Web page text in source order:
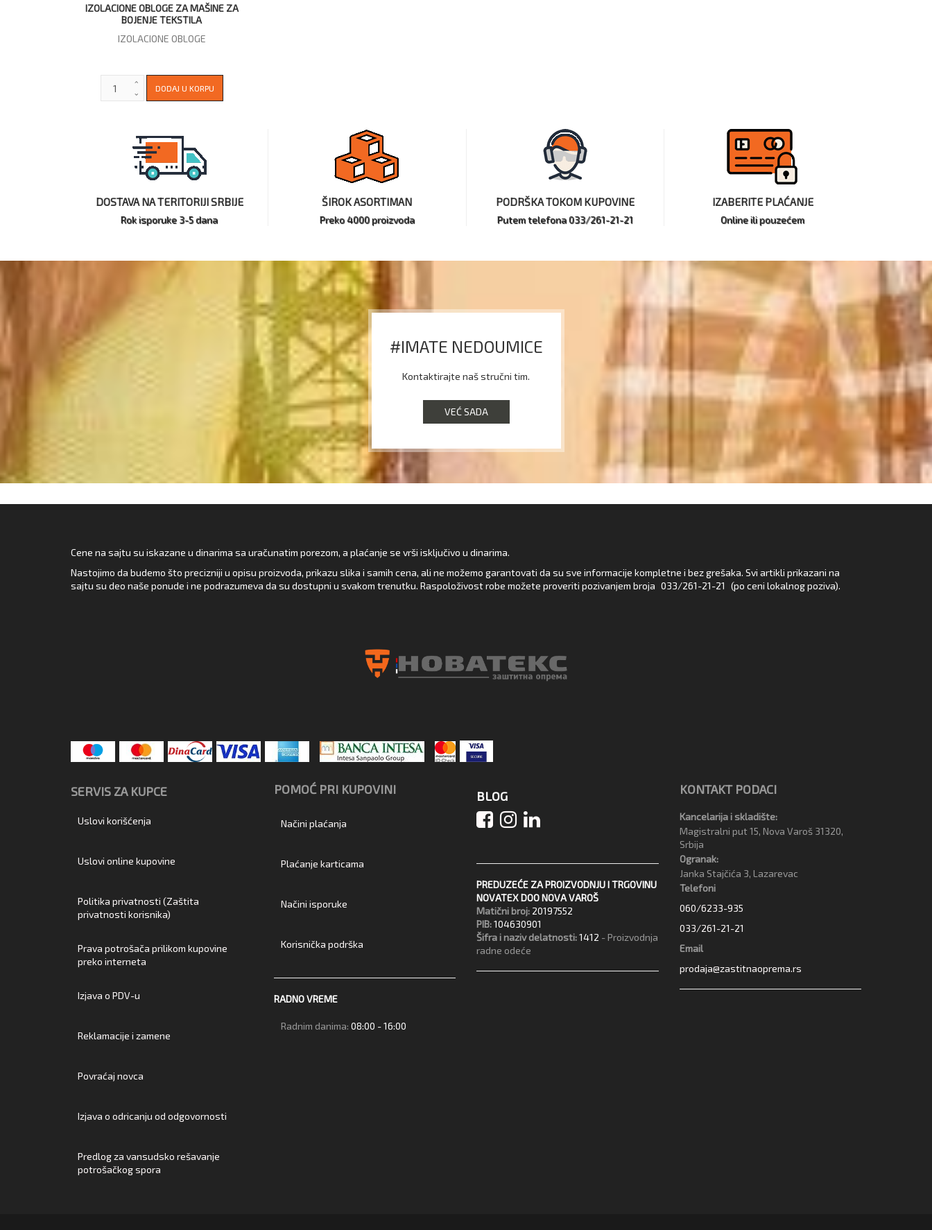
IZOLACIONE OBLOGE ZA MAŠINE ZA
BOJENJE TEKSTILA
IZOLACIONE OBLOGE
DOSTAVA NA TERITORIJI SRBIJE
Rok isporuke 3-5 dana
ŠIROK ASORTIMAN
Preko 4000 proizvoda
PODRŠKA TOKOM KUPOVINE
Putem telefona 033/261-21-21
IZABERITE PLAĆANJE
Online ili pouzećem
#IMATE NEDOUMICE
Kontaktirajte naš stručni tim.
VEĆ SADA
Cene na sajtu su iskazane u dinarima sa uračunatim porezom, a plaćanje se vrši isključivo u dinarima.
Nastojimo da budemo što precizniji u opisu proizvoda, prikazu slika i samih cena, ali ne možemo garantovati da su sve informacije kompletne i bez grešaka. Svi artikli prikazani na
sajtu su deo naše ponude i ne podrazumeva da su dostupni u svakom trenutku. Raspoloživost robe možete proveriti pozivanjem broja 033/261-21-21 (po ceni lokalnog poziva).
SERVIS ZA KUPCE
Uslovi korišćenja
Uslovi online kupovine
Politika privatnosti (Zaštita
privatnosti korisnika)
Prava potrošača prilikom kupovine
preko interneta
Izjava o PDV-u
Reklamacije i zamene
Povraćaj novca
Izjava o odricanju od odgovornosti
Predlog za vansudsko rešavanje
potrošačkog spora
POMOĆ PRI KUPOVINI
Načini plaćanja
Plaćanje karticama
Načini isporuke
Korisnička podrška
RADNO VREME
Radnim danima: 08:00 - 16:00
BLOG
PREDUZEĆE ZA PROIZVODNJU I TRGOVINU
NOVATEX DOO NOVA VAROŠ
Matični broj: 20197552
PIB:104630901
Šifra i naziv delatnosti:1412 - Proizvodnja
radne odeće
KONTAKT PODACI
Kancelarija i skladište:
Magistralni put 15, Nova Varoš 31320,
Srbija
Ogranak:
Janka Stajčića 3, Lazarevac
Telefoni
060/6233-935
033/261-21-21
Email
prodaja@zastitnaoprema.rs